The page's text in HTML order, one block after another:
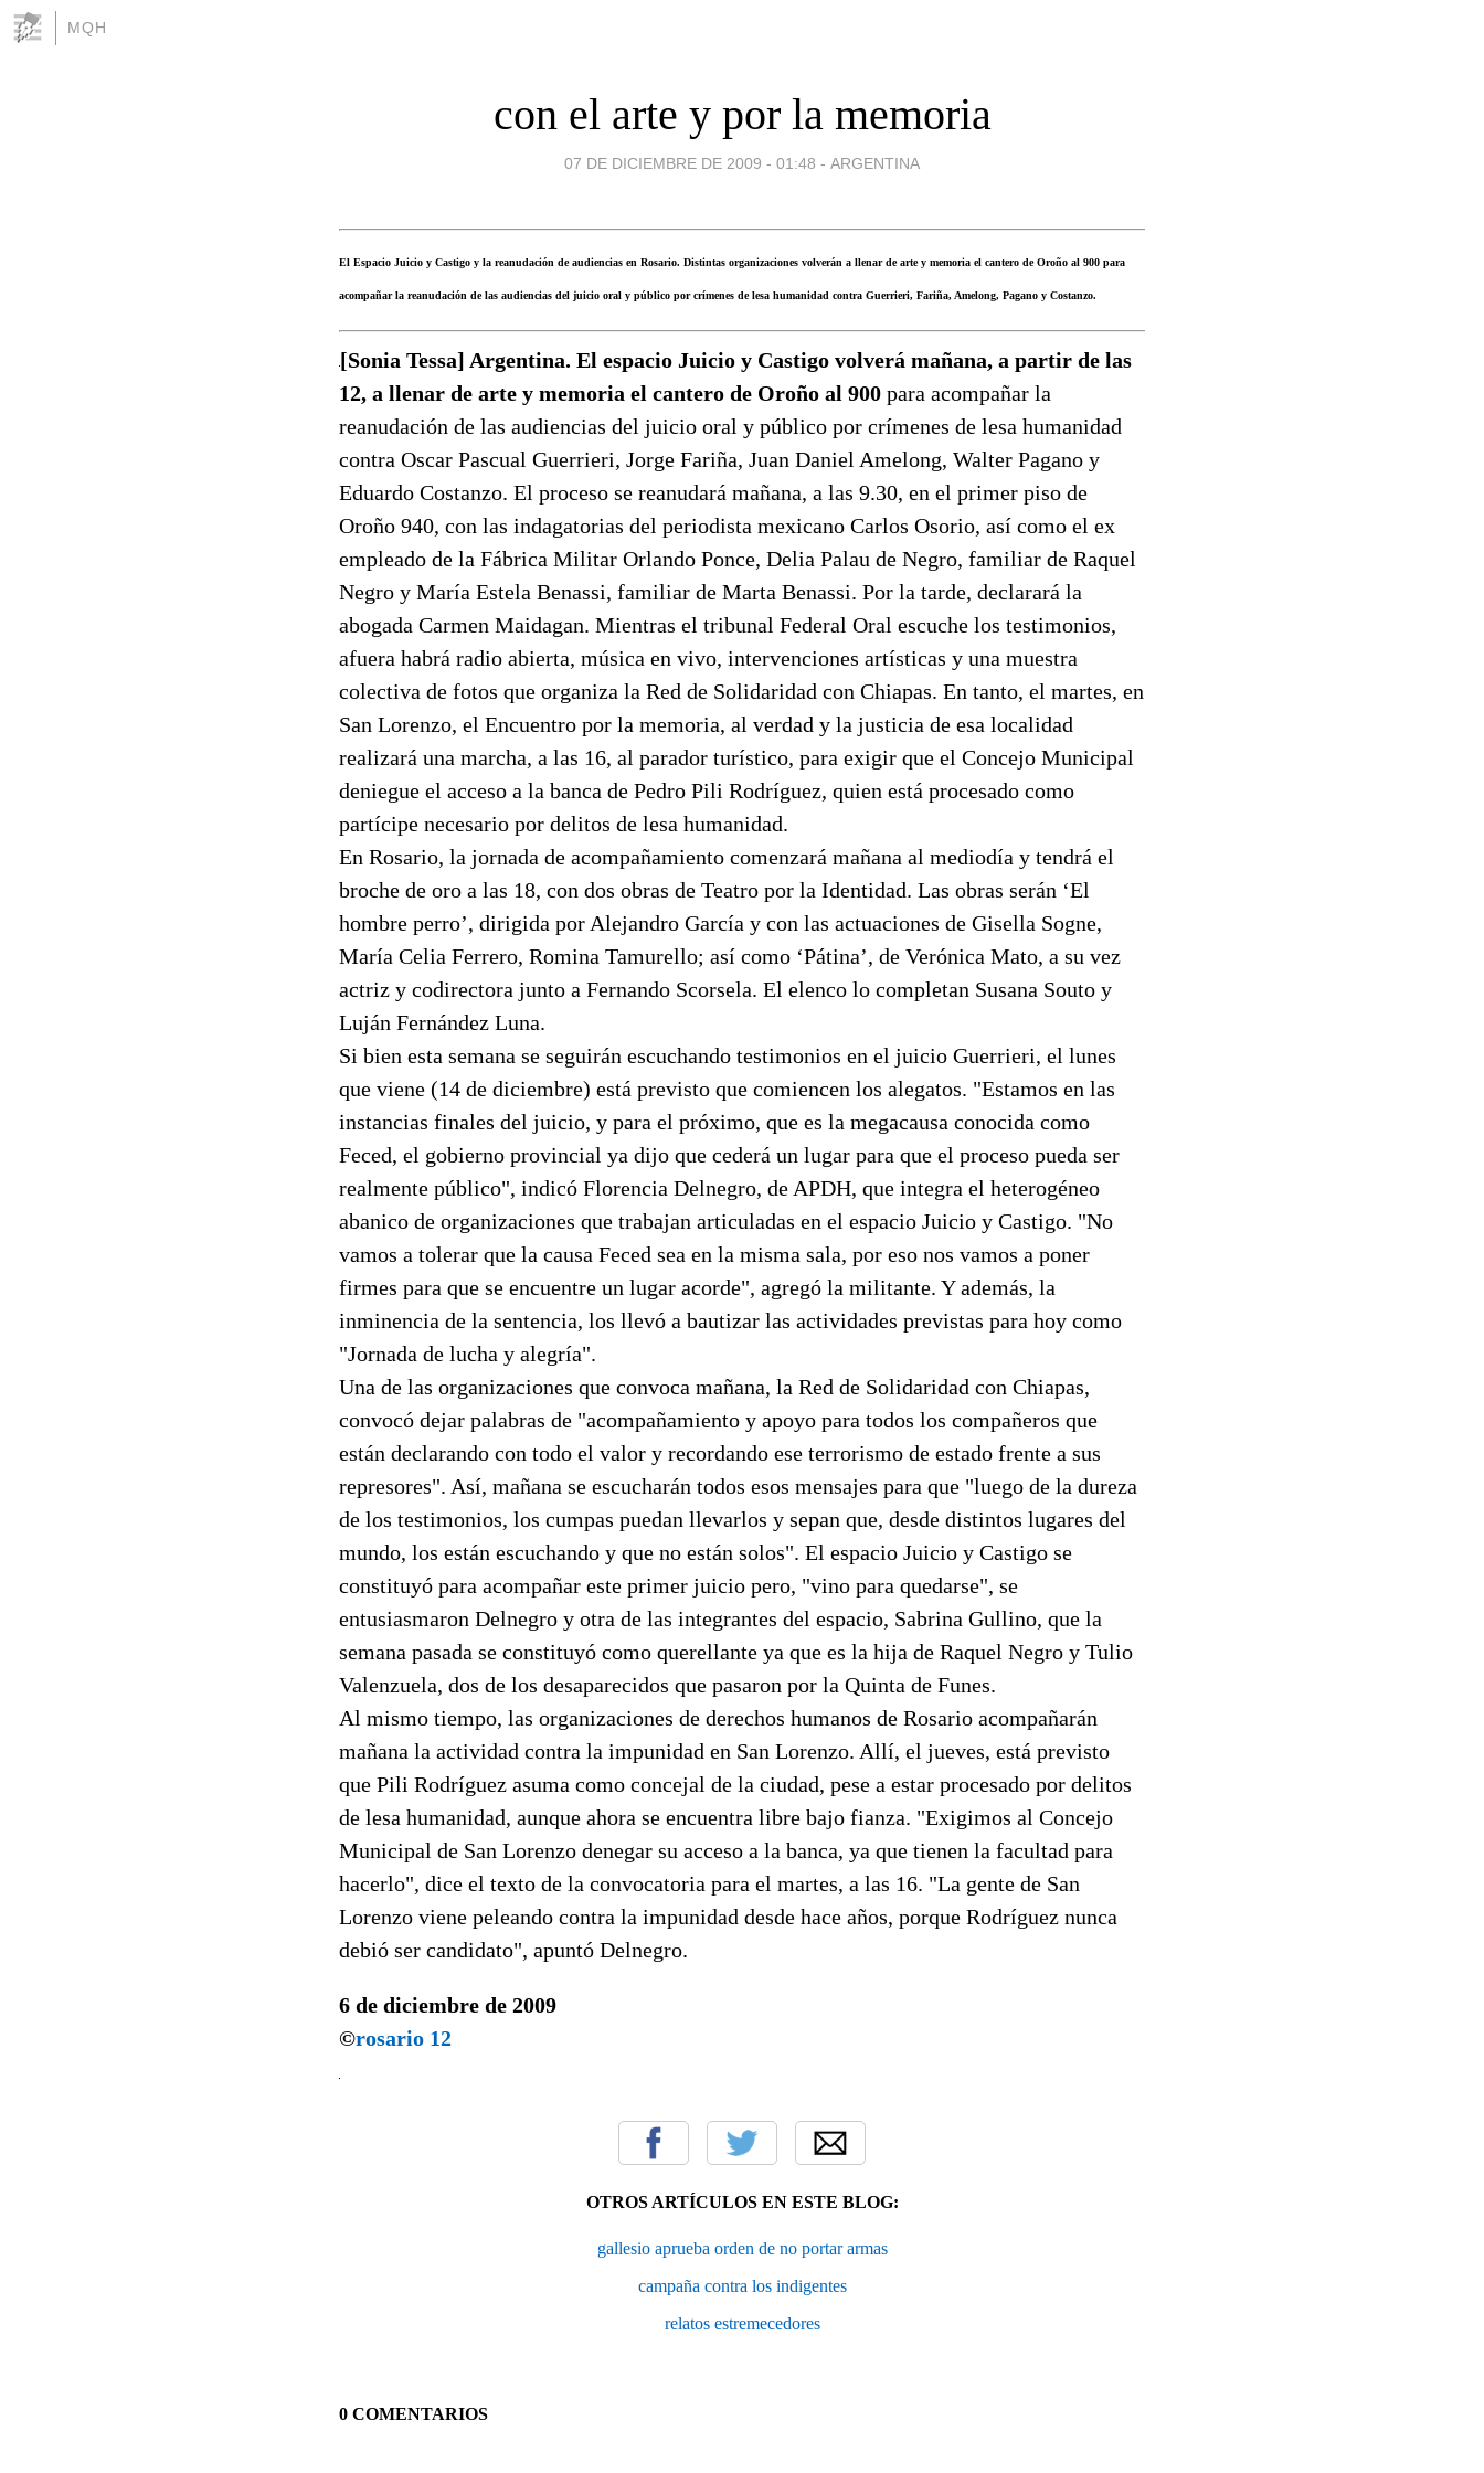
MQH
con el arte y por la memoria
07 DE DICIEMBRE DE 2009 - 01:48 - ARGENTINA
El Espacio Juicio y Castigo y la reanudación de audiencias en Rosario. Distintas organizaciones volverán a llenar de arte y memoria el cantero de Oroño al 900 para
acompañar la reanudación de las audiencias del juicio oral y público por crímenes de lesa humanidad contra Guerrieri, Fariña, Amelong, Pagano y Costanzo.
[Sonia Tessa] Argentina. El espacio Juicio y Castigo volverá mañana, a partir de las
12, a llenar de arte y memoria el cantero de Oroño al 900 para acompañar la
reanudación de las audiencias del juicio oral y público por crímenes de lesa humanidad
contra Oscar Pascual Guerrieri, Jorge Fariña, Juan Daniel Amelong, Walter Pagano y
Eduardo Costanzo. El proceso se reanudará mañana, a las 9.30, en el primer piso de
Oroño 940, con las indagatorias del periodista mexicano Carlos Osorio, así como el ex
empleado de la Fábrica Militar Orlando Ponce, Delia Palau de Negro, familiar de Raquel
Negro y María Estela Benassi, familiar de Marta Benassi. Por la tarde, declarará la
abogada Carmen Maidagan. Mientras el tribunal Federal Oral escuche los testimonios,
afuera habrá radio abierta, música en vivo, intervenciones artísticas y una muestra
colectiva de fotos que organiza la Red de Solidaridad con Chiapas. En tanto, el martes, en
San Lorenzo, el Encuentro por la memoria, al verdad y la justicia de esa localidad
realizará una marcha, a las 16, al parador turístico, para exigir que el Concejo Municipal
deniegue el acceso a la banca de Pedro Pili Rodríguez, quien está procesado como
partícipe necesario por delitos de lesa humanidad.
En Rosario, la jornada de acompañamiento comenzará mañana al mediodía y tendrá el
broche de oro a las 18, con dos obras de Teatro por la Identidad. Las obras serán ‘El
hombre perro’, dirigida por Alejandro García y con las actuaciones de Gisella Sogne,
María Celia Ferrero, Romina Tamurello; así como ‘Pátina’, de Verónica Mato, a su vez
actriz y codirectora junto a Fernando Scorsela. El elenco lo completan Susana Souto y
Luján Fernández Luna.
Si bien esta semana se seguirán escuchando testimonios en el juicio Guerrieri, el lunes
que viene (14 de diciembre) está previsto que comiencen los alegatos. "Estamos en las
instancias finales del juicio, y para el próximo, que es la megacausa conocida como
Feced, el gobierno provincial ya dijo que cederá un lugar para que el proceso pueda ser
realmente público", indicó Florencia Delnegro, de APDH, que integra el heterogéneo
abanico de organizaciones que trabajan articuladas en el espacio Juicio y Castigo. "No
vamos a tolerar que la causa Feced sea en la misma sala, por eso nos vamos a poner
firmes para que se encuentre un lugar acorde", agregó la militante. Y además, la
inminencia de la sentencia, los llevó a bautizar las actividades previstas para hoy como
"Jornada de lucha y alegría".
Una de las organizaciones que convoca mañana, la Red de Solidaridad con Chiapas,
convocó dejar palabras de "acompañamiento y apoyo para todos los compañeros que
están declarando con todo el valor y recordando ese terrorismo de estado frente a sus
represores". Así, mañana se escucharán todos esos mensajes para que "luego de la dureza
de los testimonios, los cumpas puedan llevarlos y sepan que, desde distintos lugares del
mundo, los están escuchando y que no están solos". El espacio Juicio y Castigo se
constituyó para acompañar este primer juicio pero, "vino para quedarse", se
entusiasmaron Delnegro y otra de las integrantes del espacio, Sabrina Gullino, que la
semana pasada se constituyó como querellante ya que es la hija de Raquel Negro y Tulio
Valenzuela, dos de los desaparecidos que pasaron por la Quinta de Funes.
Al mismo tiempo, las organizaciones de derechos humanos de Rosario acompañarán
mañana la actividad contra la impunidad en San Lorenzo. Allí, el jueves, está previsto
que Pili Rodríguez asuma como concejal de la ciudad, pese a estar procesado por delitos
de lesa humanidad, aunque ahora se encuentra libre bajo fianza. "Exigimos al Concejo
Municipal de San Lorenzo denegar su acceso a la banca, ya que tienen la facultad para
hacerlo", dice el texto de la convocatoria para el martes, a las 16. "La gente de San
Lorenzo viene peleando contra la impunidad desde hace años, porque Rodríguez nunca
debió ser candidato", apuntó Delnegro.
6 de diciembre de 2009
©rosario 12
OTROS ARTÍCULOS EN ESTE BLOG:
gallesio aprueba orden de no portar armas
campaña contra los indigentes
relatos estremecedores
0 COMENTARIOS